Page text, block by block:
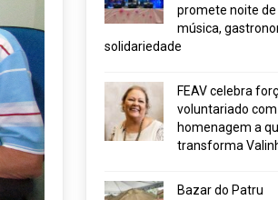
promete noite de
música,
solidariedade
FEAV celebra
voluntariado com
homenagem a
transforma
Bazar do Patru